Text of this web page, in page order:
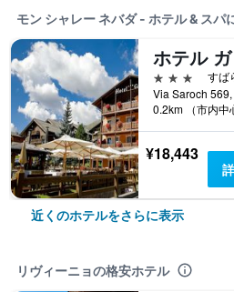
モン シャレー ネバダ - ホテル & スパ
ホテル ガ
3つ星
すば
0.2km （市内中
¥18,443
近くのホテルをさらに表示
リヴィーニョの格安ホテル